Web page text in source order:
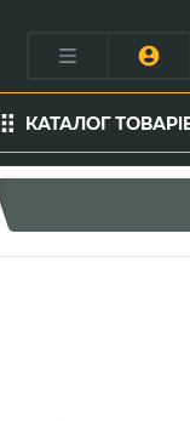
КАТАЛОГ